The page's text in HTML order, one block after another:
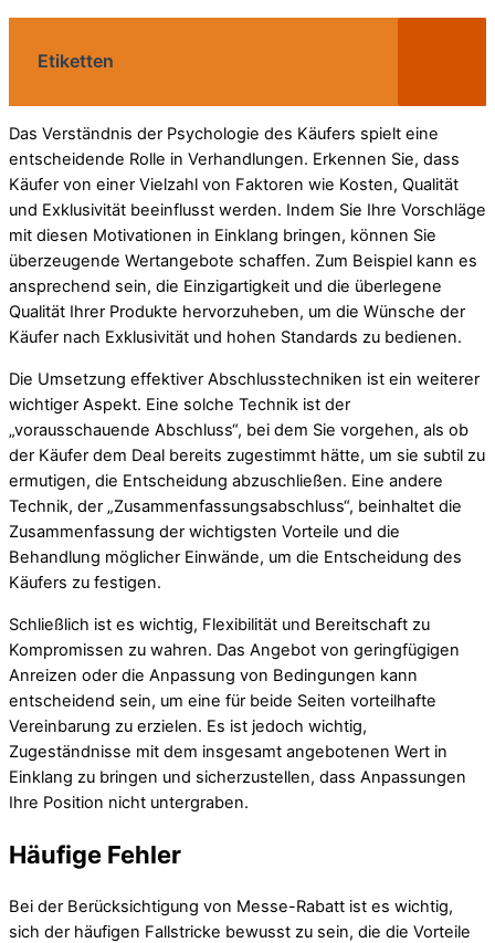
Etiketten
Das Verständnis der Psychologie des Käufers spielt eine
entscheidende Rolle in Verhandlungen. Erkennen Sie, dass
Käufer von einer Vielzahl von Faktoren wie Kosten, Qualität
und Exklusivität beeinflusst werden. Indem Sie Ihre Vorschläge
mit diesen Motivationen in Einklang bringen, können Sie
überzeugende Wertangebote schaffen. Zum Beispiel kann es
ansprechend sein, die Einzigartigkeit und die überlegene
Qualität Ihrer Produkte hervorzuheben, um die Wünsche der
Käufer nach Exklusivität und hohen Standards zu bedienen.
Die Umsetzung effektiver Abschlusstechniken ist ein weiterer
wichtiger Aspekt. Eine solche Technik ist der
„vorausschauende Abschluss“, bei dem Sie vorgehen, als ob
der Käufer dem Deal bereits zugestimmt hätte, um sie subtil zu
ermutigen, die Entscheidung abzuschließen. Eine andere
Technik, der „Zusammenfassungsabschluss“, beinhaltet die
Zusammenfassung der wichtigsten Vorteile und die
Behandlung möglicher Einwände, um die Entscheidung des
Käufers zu festigen.
Schließlich ist es wichtig, Flexibilität und Bereitschaft zu
Kompromissen zu wahren. Das Angebot von geringfügigen
Anreizen oder die Anpassung von Bedingungen kann
entscheidend sein, um eine für beide Seiten vorteilhafte
Vereinbarung zu erzielen. Es ist jedoch wichtig,
Zugeständnisse mit dem insgesamt angebotenen Wert in
Einklang zu bringen und sicherzustellen, dass Anpassungen
Ihre Position nicht untergraben.
Häufige Fehler
Bei der Berücksichtigung von Messe-Rabatt ist es wichtig,
sich der häufigen Fallstricke bewusst zu sein, die die Vorteile